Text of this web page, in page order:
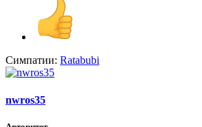
Симпатии: Ratabubi
nwros35